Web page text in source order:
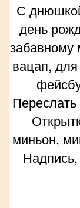
С
день
забавному
вацап,
миньон,